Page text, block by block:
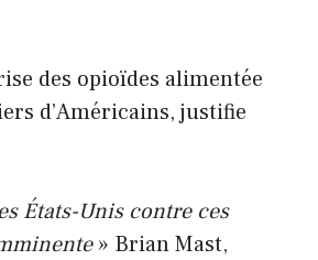
des opioïdes alimentée
d’Américains, justifie
États-Unis contre ces
» Brian Mast,